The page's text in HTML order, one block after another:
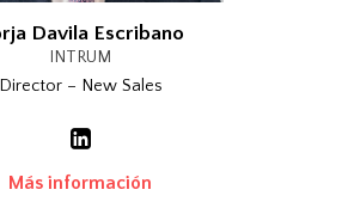
Davila Escribano
INTRUM
Director – New Sales
Más información